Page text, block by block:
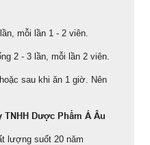
mỗi lần 1 - 2 viên.
2 - 3 lần, mỗi lần 2 viên.
sau khi ăn 1 giờ. Nên
TNHH Dược Phẩm Á Âu
lượng suốt 20 năm